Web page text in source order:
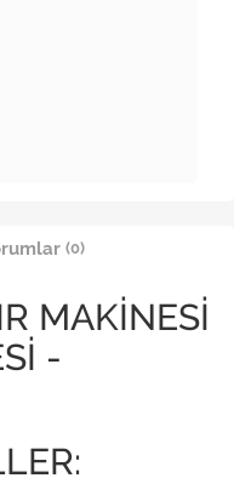
(0)
MAKİNESİ
-